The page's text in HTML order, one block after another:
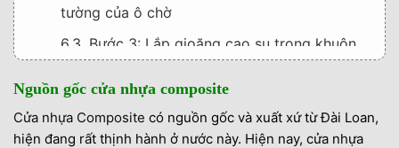
tường của ô chờ
6.3. Bước 3: Lắp gioăng cao su trong khuôn
và lắp khuôn vào tường
6.4. Bước 4: Lắp bản lề
6.5. Bước 5: Lắp khóa cửa và các phụ kiện
Nguồn gốc cửa nhựa composite
Cửa nhựa Composite có nguồn gốc và xuất xứ từ Đài Loan,
hiện đang rất thịnh hành ở nước này. Hiện nay, cửa nhựa